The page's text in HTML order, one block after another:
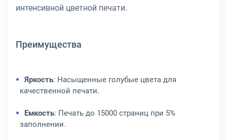
интенсивной цветной печати.
Преимущества
Яркость: Насыщенные голубые цвета для
качественной печати.
Емкость: Печать до 15000 страниц при 5%
заполнении.